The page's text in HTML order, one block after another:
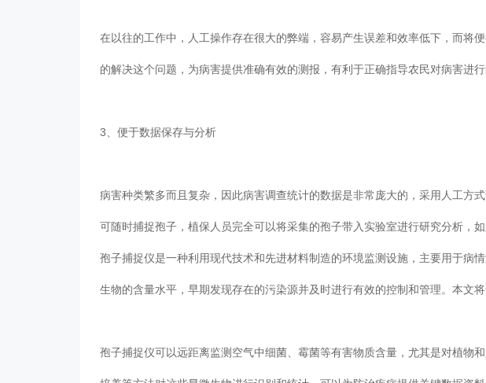
在以往的工作中，人工操作存在很大的弊端，容易产生误差和效率低下，而
的解决这个问题，为病害提供准确有效的测报，有利于正确指导农民对病害进行防治
3、便于数据保存与分析
病害种类繁多而且复杂，因此病害调查统计的数据是非常庞大的，采用人工方
可随时捕捉孢子，植保人员完全可以将采集的孢子带入实验室进行研究分析，如
孢子捕捉仪是一种利用现代技术和先进材料制造的环境监测设施，主要用于病情
生物的含量水平，早期发现存在的污染源并及时进行有效的控制和管理。本文将
孢子捕捉仪可以远距离监测空气中细菌、霉菌等有害物质含量，尤其是对植物和人类